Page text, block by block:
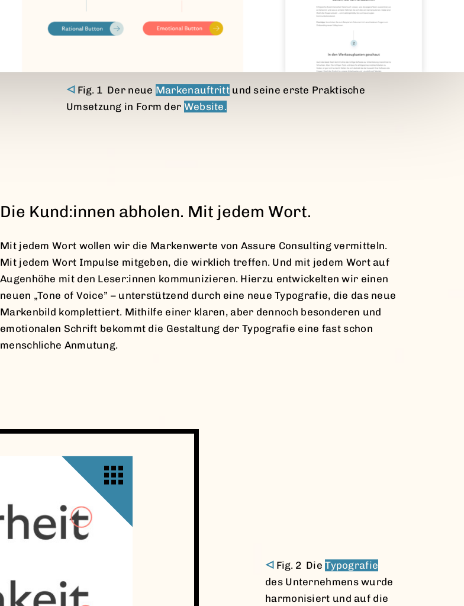
Der neue Markenauftrittund seine erste Praktische
Umsetzung in Form der Website.
Die Kund:innen abholen. Mit jedem Wort.
Mit jedem Wort wollen wir die Markenwerte von Assure Consulting vermitteln.
Mit jedem Wort Impulse mitgeben, die wirklich treffen. Und mit jedem Wort auf
Augenhöhe mit den Leser:innen kommunizieren. Hierzu entwickelten wir einen
neuen „Tone of Voice” – unterstützend durch eine neue Typografie, die das neue
Markenbild komplettiert. Mithilfe einer klaren, aber dennoch besonderen und
emotionalen Schrift bekommt die Gestaltung der Typografie eine fast schon
menschliche Anmutung.
DieTypografie
des Unternehmens wurde
harmonisiert und auf die